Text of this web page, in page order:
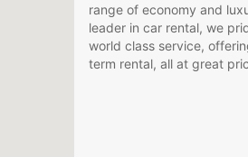
range of economy and
leader in car rental, we
world class service,
term rental, all at great